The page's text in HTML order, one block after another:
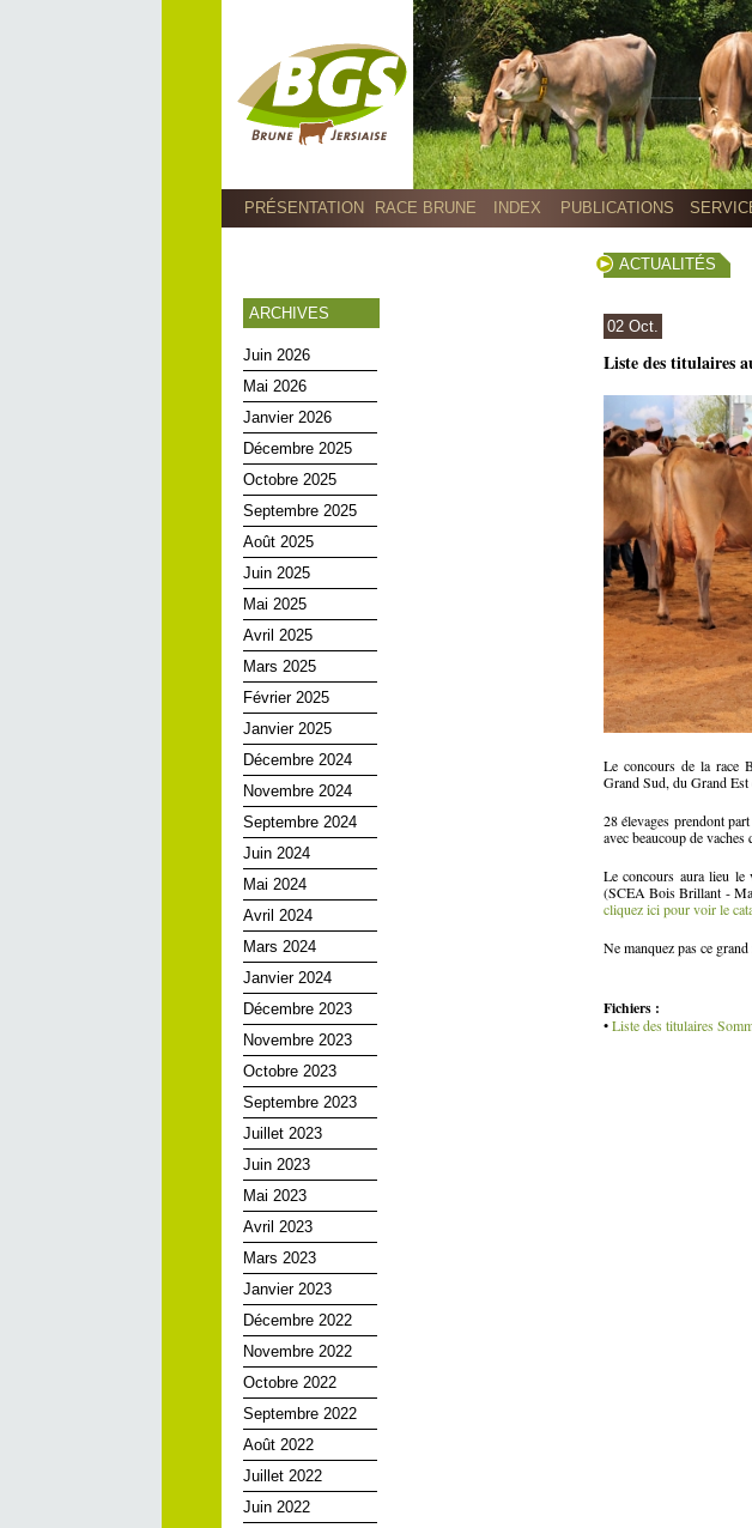
PRÉSENTATION RACE BRUNE INDEX PUBLICATIONS
ARCHIVES
Juin 2026
Mai 2026
Janvier 2026
Décembre 2025
Octobre 2025
Septembre 2025
Août 2025
Juin 2025
Mai 2025
Avril 2025
Mars 2025
Février 2025
Janvier 2025
Décembre 2024
Novembre 2024
Septembre 2024
Juin 2024
Mai 2024
Avril 2024
Mars 2024
Janvier 2024
Décembre 2023
Novembre 2023
Octobre 2023
Septembre 2023
Juillet 2023
Juin 2023
Mai 2023
Avril 2023
Mars 2023
Janvier 2023
Décembre 2022
Novembre 2022
Octobre 2022
Septembre 2022
Août 2022
Juillet 2022
Juin 2022
ACTUALITÉS
02 Oct.
Liste des titulaires
Le concours de la race
Grand Sud, du Grand
28 élevages prendont
avec beaucoup de
Le concours aura lieu
(SCEA Bois Brillant -
cliquez ici pour voir le
Ne manquez pas ce
Fichiers :
•Liste des titulaires